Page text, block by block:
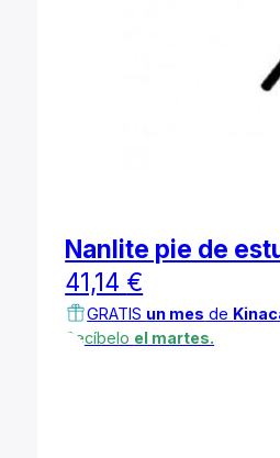
Nanlite pie de
41,14 €
GRATIS un mes de
Recíbelo el martes.